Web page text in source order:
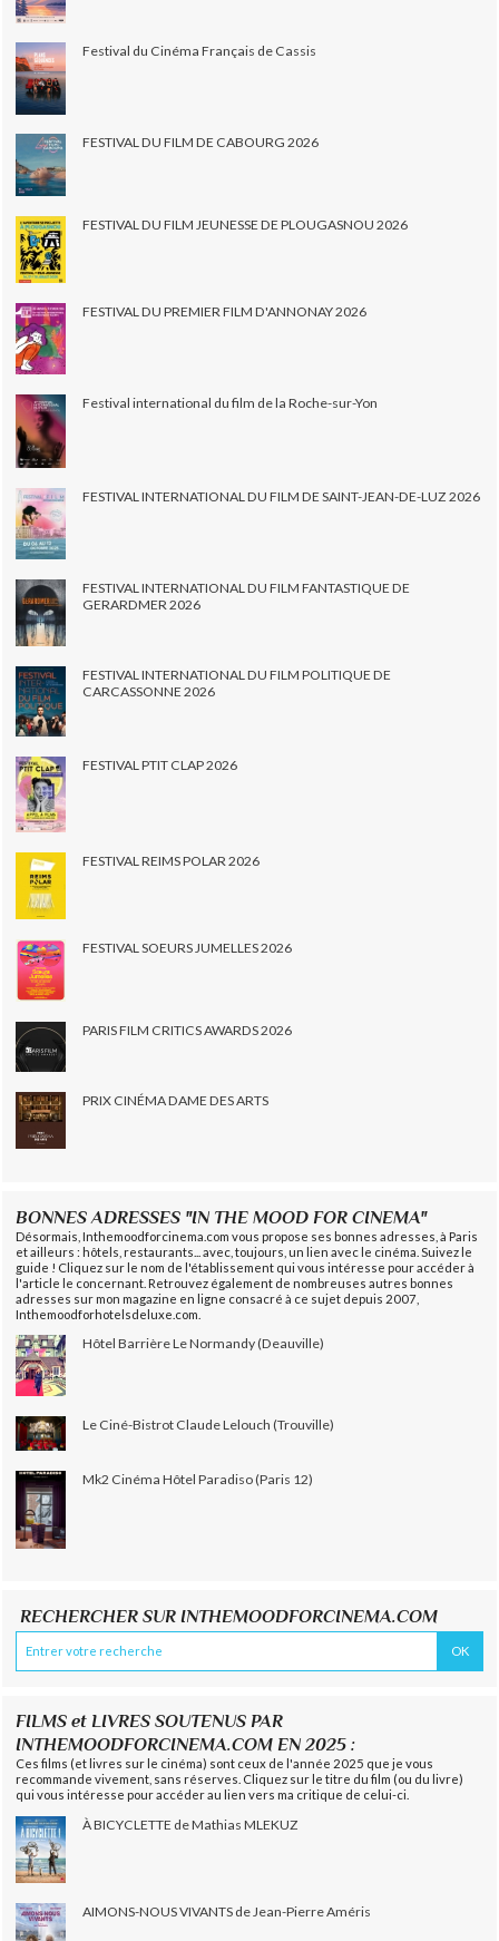
Festival du Cinéma Français de Cassis
FESTIVAL DU FILM DE CABOURG 2026
FESTIVAL DU FILM JEUNESSE DE PLOUGASNOU 2026
FESTIVAL DU PREMIER FILM D'ANNONAY 2026
Festival international du film de la Roche-sur-Yon
FESTIVAL INTERNATIONAL DU FILM DE SAINT-JEAN-DE-LUZ 2026
FESTIVAL INTERNATIONAL DU FILM FANTASTIQUE DE
GERARDMER 2026
FESTIVAL INTERNATIONAL DU FILM POLITIQUE DE
CARCASSONNE 2026
FESTIVAL PTIT CLAP 2026
FESTIVAL REIMS POLAR 2026
FESTIVAL SOEURS JUMELLES 2026
PARIS FILM CRITICS AWARDS 2026
PRIX CINÉMA DAME DES ARTS
BONNES ADRESSES "IN THE MOOD FOR CINEMA"
Désormais, Inthemoodforcinema.com vous propose ses bonnes adresses, à Paris
et ailleurs : hôtels, restaurants... avec, toujours, un lien avec le cinéma. Suivez le
guide ! Cliquez sur le nom de l'établissement qui vous intéresse pour accéder à
l'article le concernant. Retrouvez également de nombreuses autres bonnes
adresses sur mon magazine en ligne consacré à ce sujet depuis 2007,
Inthemoodforhotelsdeluxe.com.
Hôtel Barrière Le Normandy (Deauville)
Le Ciné-Bistrot Claude Lelouch (Trouville)
Mk2 Cinéma Hôtel Paradiso (Paris 12)
RECHERCHER SUR INTHEMOODFORCINEMA.COM
FILMS et LIVRES SOUTENUS PAR
INTHEMOODFORCINEMA.COM EN 2025 :
Ces films (et livres sur le cinéma) sont ceux de l'année 2025 que je vous
recommande vivement, sans réserves. Cliquez sur le titre du film (ou du livre)
qui vous intéresse pour accéder au lien vers ma critique de celui-ci.
À BICYCLETTE de Mathias MLEKUZ
AIMONS-NOUS VIVANTS de Jean-Pierre Améris